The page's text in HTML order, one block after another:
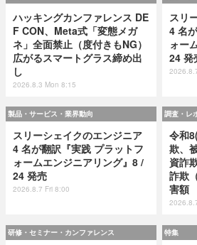
ハッキングカンファレンス DE
F CON、Meta式「変態メガ
ネ」全面禁止（度付きもNG）
広がるスマートグラス締め出
し
2026.8.3 Mon 8:15
スリ
4 名
ォー
24 発
製品・サービス・業界動向
スリーシェイクのエンジニア
4 名が翻訳『実践 プラットフ
ォームエンジニアリング』8 /
24 発売
2026.8.7 Fri 8:00
調査・レ
令和
欺、
資詐
詐欺
害額
研修・セミナー・カンファレンス 特集